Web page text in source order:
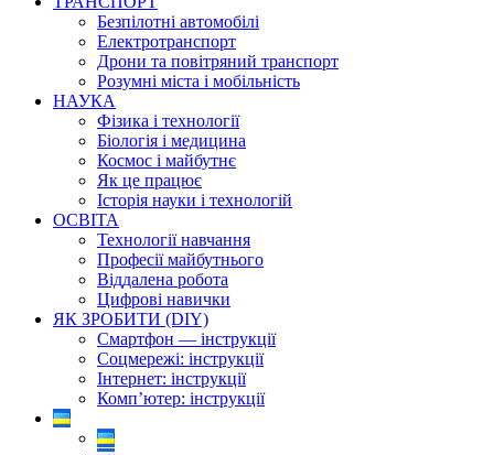
Безпілотні автомобілі
Електротранспорт
Дрони та повітряний транспорт
Розумні міста і мобільність
НАУКА
Фізика і технології
Біологія і медицина
Космос і майбутнє
Як це працює
Історія науки і технологій
ОСВІТА
Технології навчання
Професії майбутнього
Віддалена робота
Цифрові навички
ЯК ЗРОБИТИ (DIY)
Смартфон — інструкції
Соцмережі: інструкції
Інтернет: інструкції
Комп’ютер: інструкції